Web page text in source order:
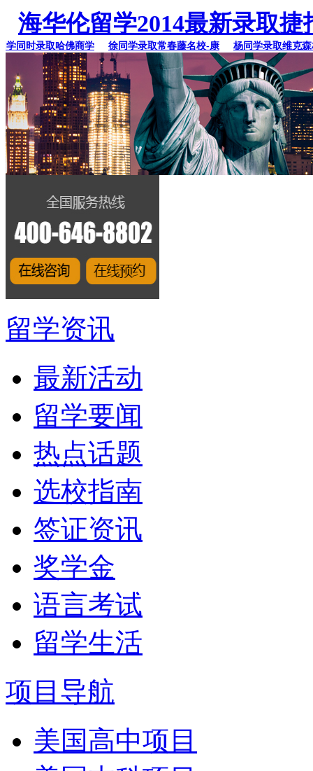
海华伦留学2014最新录取捷
时录取哈佛商学 徐同学录取常春藤名校-康 杨同学录取维克森林
留学资讯
最新活动
留学要闻
热点话题
选校指南
签证资讯
奖学金
语言考试
留学生活
项目导航
美国高中项目